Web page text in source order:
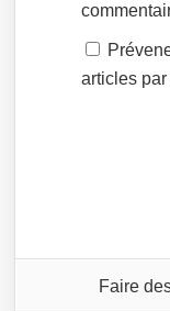
articles
Faire